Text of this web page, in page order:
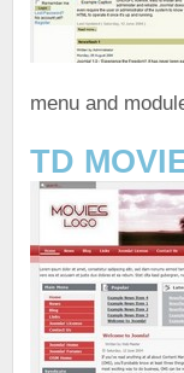
menu and
TD